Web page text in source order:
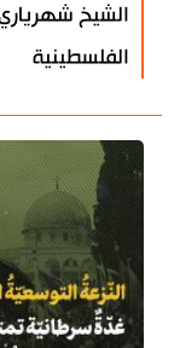
الشيخ
الفلسطينية